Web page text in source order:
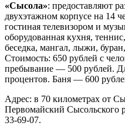
«Сысола»: предоставляют
двухэтажном корпусе на 14
гостиная телевизором и
оборудованная кухня,
беседка, мангал, лыжи,
Стоимость: 650 рублей с
пребывание — 500 рублей.
процентов. Баня — 600
Адрес: в 70 километрах от
Первомайский Сысольского
33-69-07.